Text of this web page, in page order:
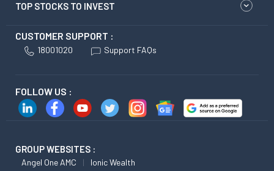
TOP STOCKS TO INVEST
CUSTOMER SUPPORT :
18001020 Support FAQs
FOLLOW US :
GROUP WEBSITES :
Angel One AMC Ionic Wealth